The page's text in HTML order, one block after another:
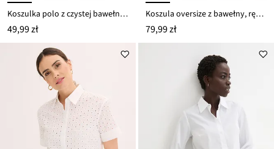
Koszulka polo z czystej bawełny organicznej piqué
49,99 zł
Koszula oversize z bawełny, rękawy 3/4
79,99 zł